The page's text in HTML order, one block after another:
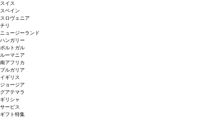
スイス
スペイン
スロヴェニア
チリ
ニュージーランド
ハンガリー
ポルトガル
ルーマニア
南アフリカ
ブルガリア
イギリス
ジョージア
グアテマラ
ギリシャ
サービス
ギフト特集